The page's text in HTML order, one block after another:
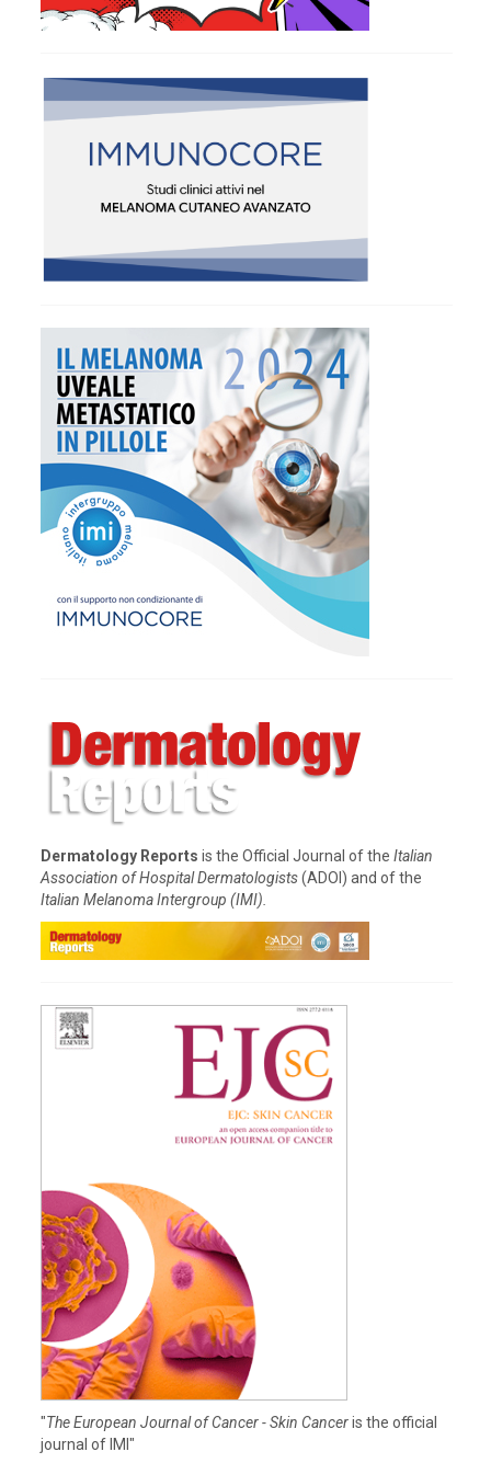
Dermatology Reports is the Official Journal of the Italian
Association of Hospital Dermatologists(ADOI) and of the
Italian Melanoma Intergroup (IMI).
"The European Journal of Cancer - Skin Canceris the official
journal of IMI"